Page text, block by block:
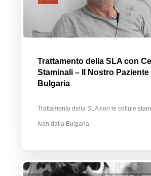
Trattamento della SLA con
Staminali – Il Nostro Paziente
Bulgaria
Trattamento della SLA con le cellule
Ivan dalla Bulgaria